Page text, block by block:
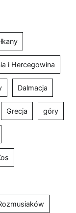
i Hercegowina
Dalmacja
Grecja góry